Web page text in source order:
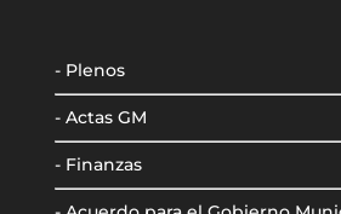
- Plenos
- Actas GM
- Finanzas